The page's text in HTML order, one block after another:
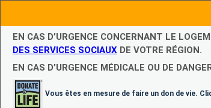
EN CAS D’URGENCE CONCERNANT LE
DES SERVICES SOCIAUX DE VOTRE RÉGION.
EN CAS D’URGENCE MÉDICALE OU DE
Vous êtes en mesure de faire un don de vie.